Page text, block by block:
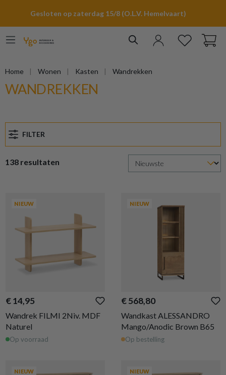
Gesloten op zaterdag 15/8 (O.L.V. Hemelvaart)
Home Wonen Kasten Wandrekken
WANDREKKEN
FILTER
138 resultaten
NIEUW
€ 14,95
Wandrek FILMI 2Niv. MDF
Naturel
Op voorraad
NIEUW
€ 568,80
Wandkast ALESSANDRO
Mango/Anodic Brown B65
Op bestelling
NIEUW NIEUW